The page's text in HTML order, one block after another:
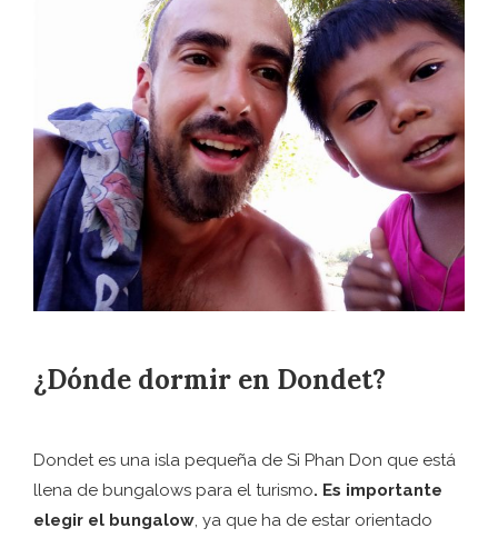
¿Dónde dormir en Dondet?
Dondet es una isla pequeña de Si Phan Don que está
llena de bungalows para el turismo. Es importante
elegir el bungalow , ya que ha de estar orientado